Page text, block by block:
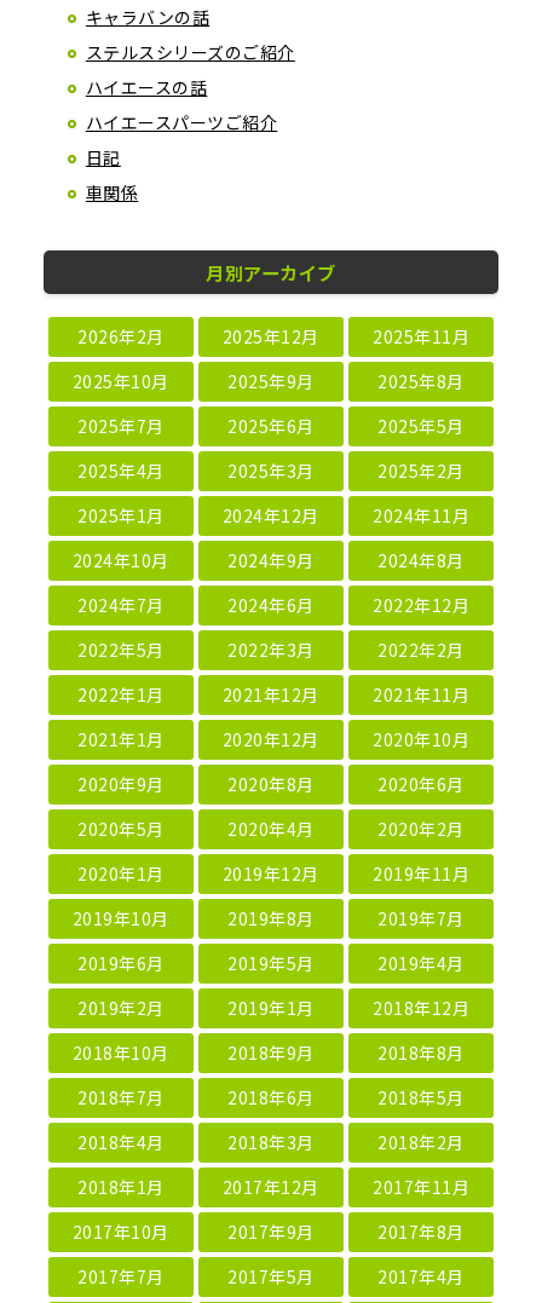
キャラバンの話
ステルスシリーズのご紹介
ハイエースの話
ハイエースパーツご紹介
日記
車関係
月別アーカイブ
2026年2月 2025年12月
2025年11月
2025年10月
2025年9月
2025年8月
2025年7月
2025年6月
2025年5月
2025年4月
2025年3月
2025年2月
2025年1月
2024年12月
2024年11月
2024年10月
2024年9月
2024年8月
2024年7月
2024年6月
2022年12月
2022年5月
2022年3月
2022年2月
2022年1月
2021年12月
2021年11月
2021年1月
2020年12月
2020年10月
2020年9月
2020年8月
2020年6月
2020年5月
2020年4月
2020年2月
2020年1月
2019年12月
2019年11月
2019年10月
2019年8月
2019年7月
2019年6月
2019年5月
2019年4月
2019年2月
2019年1月
2018年12月
2018年10月
2018年9月
2018年8月
2018年7月
2018年6月
2018年5月
2018年4月
2018年3月
2018年2月
2018年1月
2017年12月
2017年11月
2017年10月
2017年9月
2017年8月
2017年7月
2017年5月
2017年4月